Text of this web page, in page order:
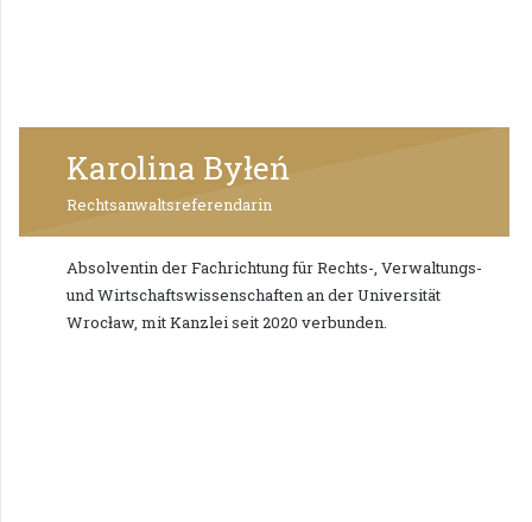
Karolina Byłeń
Rechtsanwaltsreferendarin
Absolventin der Fachrichtung für Rechts-, Verwaltungs-
und Wirtschaftswissenschaften an der Universität
Wrocław, mit Kanzlei seit 2020 verbunden.